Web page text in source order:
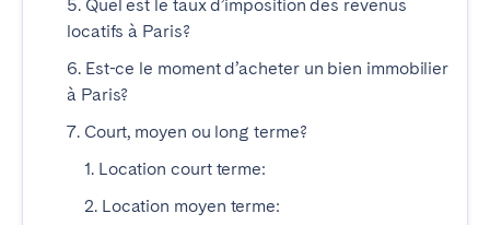
5. Quel est le taux d’imposition des revenus
locatifs à Paris?
6. Est-ce le moment d’acheter un bien immobilier
à Paris?
7. Court, moyen ou long terme?
1. Location court terme:
2. Location moyen terme: